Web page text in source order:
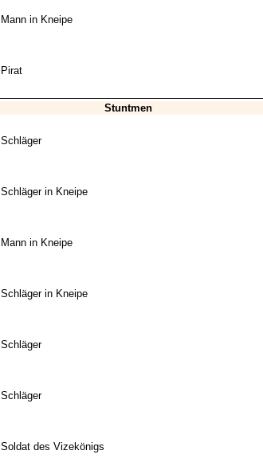
Mann in Kneipe
Pirat
Stuntmen
Schläger
Schläger in Kneipe
Mann in Kneipe
Schläger in Kneipe
Schläger
Schläger
Soldat des Vizekönigs